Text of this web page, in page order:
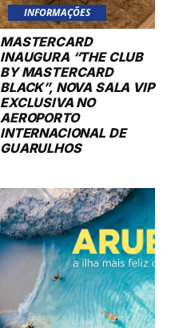
INFORMAÇÕES
MASTERCARD
INAUGURA “THE CLUB
BY MASTERCARD
BLACK”, NOVA SALA VIP
EXCLUSIVA NO
AEROPORTO
INTERNACIONAL DE
GUARULHOS